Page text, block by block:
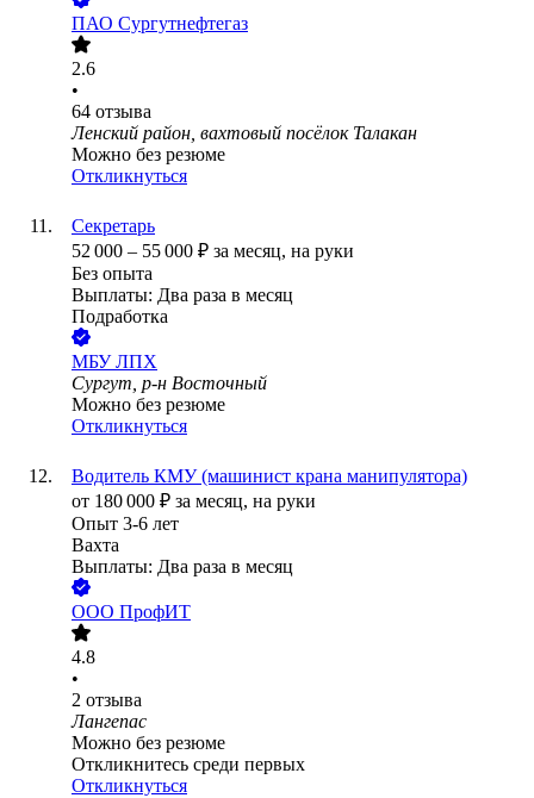
ПАО Сургутнефтегаз
2.6
•
64 отзыва
Ленский район, вахтовый посёлок Талакан
Можно без резюме
Откликнуться
Секретарь
52 000 – 55 000 ₽ за месяц, на руки
Без опыта
Выплаты: Два раза в месяц
Подработка
МБУ ЛПХ
Сургут, р-н Восточный
Можно без резюме
Откликнуться
Водитель КМУ (машинист крана манипулятора)
от 180 000 ₽ за месяц, на руки
Опыт 3-6 лет
Вахта
Выплаты: Два раза в месяц
ООО ПрофИТ
4.8
•
2 отзыва
Лангепас
Можно без резюме
Откликнитесь среди первых
Откликнуться